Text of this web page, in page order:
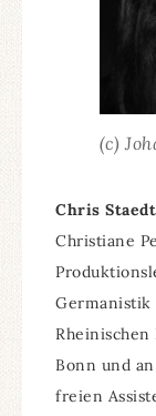
(c)
Chris
Christiane
Germanistik
Bonn und
freien